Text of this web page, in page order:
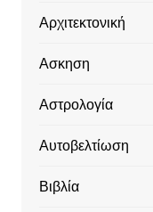
Αρχιτεκτονική
Ασκηση
Αστρολογία
Αυτοβελτίωση
Βιβλία